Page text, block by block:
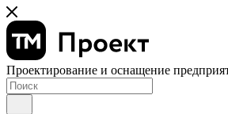
Проектирование и оснащение